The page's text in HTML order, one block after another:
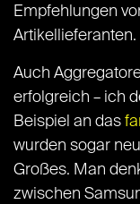
Empfehlungen
Artikellieferanten.
Auch
erfolgreich – ich
Beispiel an das
wurden sogar
Großes. Man
zwischen